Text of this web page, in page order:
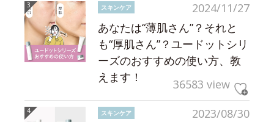
2024/11/27
スキンケア
あなたは“薄肌さん”？それと
も“厚肌さん”？ユードットシリ
ーズのおすすめの使い方、教
えます！
36583 view
2023/08/30
スキンケア